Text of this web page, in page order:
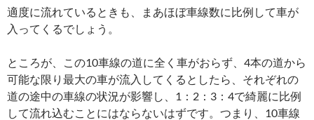
適度に流れているときも、まあほぼ車線数に比例して車が
入ってくるでしょう。
ところが、この10車線の道に全く車がおらず、4本の道から
可能な限り最大の車が流入してくるとしたら、それぞれの
道の途中の車線の状況が影響し、1：2：3：4で綺麗に比例
して流れ込むことにはならないはずです。つまり、10車線